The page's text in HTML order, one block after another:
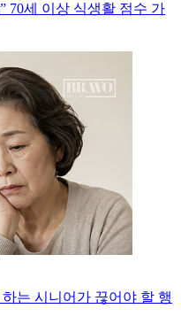
70세 이상 식생활 점수 가
는 시니어가 끊어야 할 행